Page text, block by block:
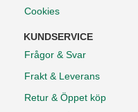
Cookies
KUNDSERVICE
Frågor & Svar
Frakt & Leverans
Retur & Öppet köp